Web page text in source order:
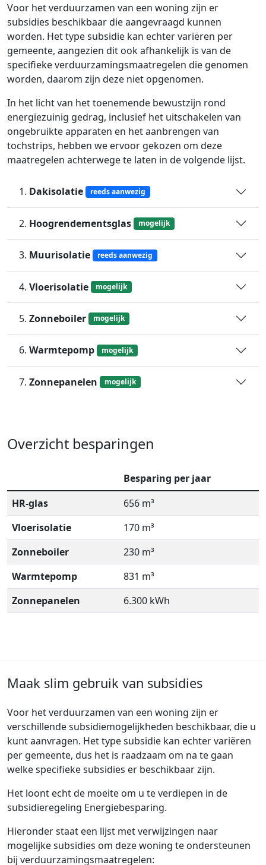
Voor het verduurzamen van een woning zijn er
subsidies beschikbaar die aangevraagd kunnen
worden. Het type subsidie kan echter variëren per
gemeente, aangezien dit ook afhankelijk is van de
specifieke verduurzamingsmaatregelen die genomen
worden, daarom zijn deze niet opgenomen.
In het licht van het toenemende bewustzijn rond
energiezuinig gedrag, inclusief het uitschakelen van
ongebruikte apparaten en het aanbrengen van
tochstrips, hebben we ervoor gekozen om deze
maatregelen achterwege te laten in de volgende lijst.
1. Dakisolatie reeds aanwezig
2. Hoogrendementsglas mogelijk
3. Muurisolatie reeds aanwezig
4. Vloerisolatie mogelijk
5. Zonneboiler mogelijk
6. Warmtepomp mogelijk
7. Zonnepanelen mogelijk
Overzicht besparingen
Besparing per jaar
HR-glas
656 m³
Vloerisolatie
170 m³
Zonneboiler
230 m³
Warmtepomp
831 m³
Zonnepanelen
6.300 kWh
Maak slim gebruik van subsidies
Voor het verduurzamen van een woning zijn er
verschillende subsidiemogelijkheden beschikbaar, die u
kunt aanvragen. Het type subsidie kan echter variëren
per gemeente, dus het is raadzaam om na te gaan
welke specifieke subsidies er beschikbaar zijn.
Het loont echt de moeite om u te verdiepen in de
subsidieregeling Energiebesparing.
Hieronder staat een lijst met verwijzingen naar
mogelijke subsidies om deze woning te ondersteunen
bij verduurzamingsmaatregelen: